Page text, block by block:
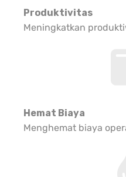
Produktivitas
Meningkatkan
Hemat Biaya
Menghemat biaya